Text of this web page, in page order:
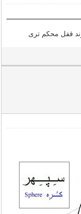
قفل محکم تری